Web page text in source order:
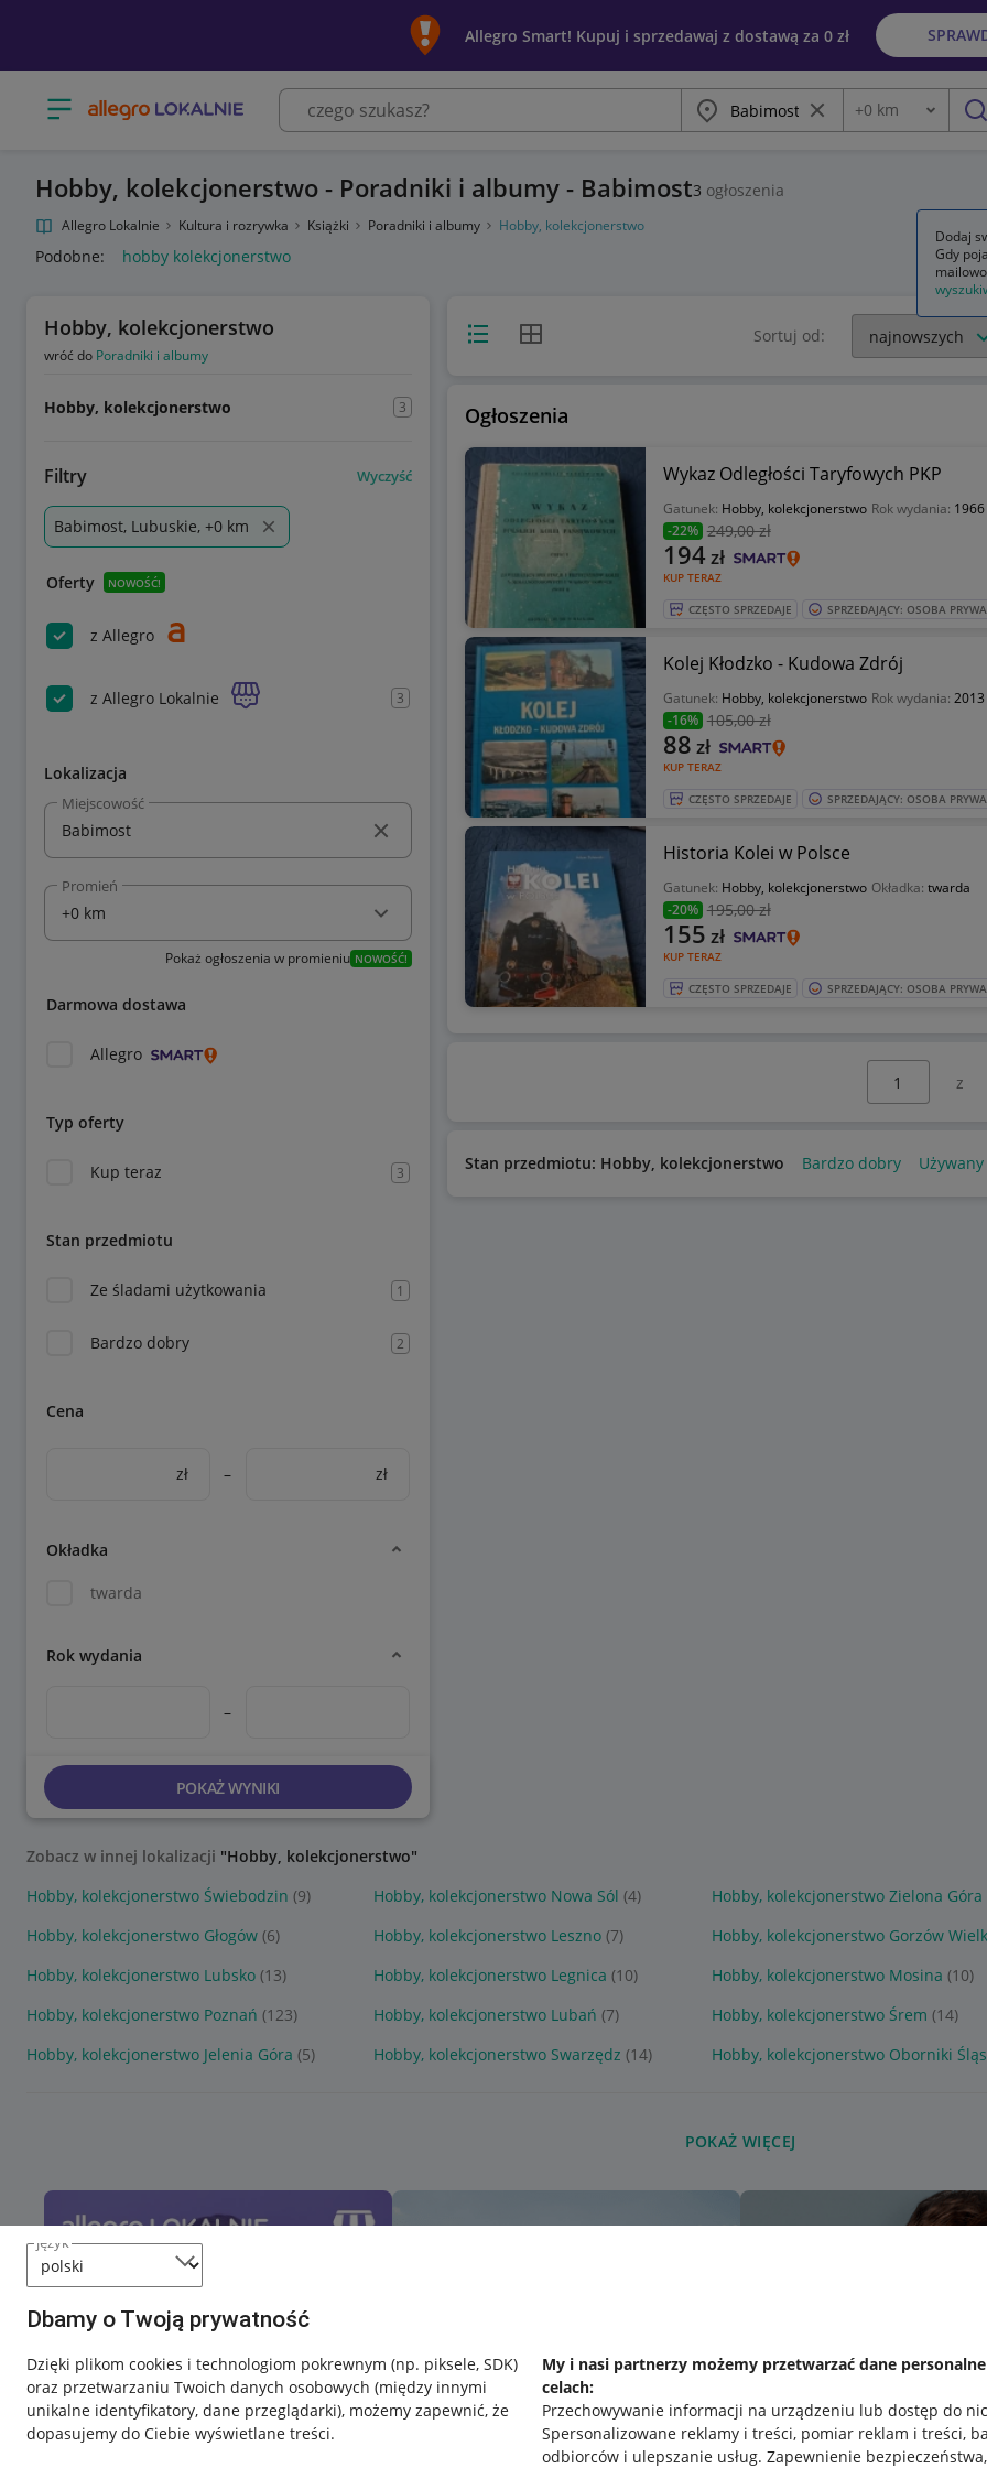
język
Dbamy o Twoją prywatność
Dzięki plikom cookies i technologiom pokrewnym (np. piksele, SDK)
oraz przetwarzaniu Twoich danych osobowych (między innymi
unikalne identyfikatory, dane przeglądarki), możemy zapewnić, że
dopasujemy do Ciebie wyświetlane treści.
My i nasi partnerzy możemy przetwarzać dane
celach:
Przechowywanie informacji na urządzeniu lub dostęp do
Spersonalizowane reklamy i treści, pomiar reklam i treści,
odbiorców i ulepszanie usług. Zapewnienie bezpieczeństwa,
Allegro Smart! Kupuj i sprzedawaj z dostawą za 0 zł
Otwórz menu z kategoriami Miasto Wyczyść frazę
Odległość
+0 km
Hobby, kolekcjonerstwo - Poradniki i albumy - Babimost3 ogłoszenia
Allegro Lokalnie Kultura i rozrywka Książki Poradniki i albumy Hobby, kolekcjonerstwo
Podobne: hobby kolekcjonerstwo
Hobby, kolekcjonerstwo
wróć do Poradniki i albumy
Hobby, kolekcjonerstwo 3
Filtry Wyczyść
Babimost, Lubuskie, +0 km
Oferty NOWOŚĆ!
z Allegro
z Allegro Lokalnie 3
Lokalizacja
Miejscowość
Promień
Pokaż ogłoszenia w promieniu NOWOŚĆ!
Darmowa dostawa
Allegro
Typ oferty
Kup teraz 3
Stan przedmiotu
Ze śladami użytkowania 1
Bardzo dobry 2
Cena
zł – zł
Okładka
twarda
Rok wydania
–
POKAŻ WYNIKI
Widok listyWidok siatki Sortuj od:
Ogłoszenia
Wykaz Odległości Taryfowych PKP
Gatunek: Hobby, kolekcjonerstwo Rok wydania: 1966
-22% 249,00 zł
KUP TERAZ
194 zł
CZĘSTO SPRZEDAJE SPRZEDAJĄCY: OSOBA
Kolej Kłodzko - Kudowa Zdrój
Gatunek: Hobby, kolekcjonerstwo Rok wydania: 2013
-16% 105,00 zł
KUP TERAZ
88 zł
CZĘSTO SPRZEDAJE SPRZEDAJĄCY: OSOBA
Historia Kolei w Polsce
Gatunek: Hobby, kolekcjonerstwo Okładka: twarda
-20% 195,00 zł
KUP TERAZ
155 zł
CZĘSTO SPRZEDAJE SPRZEDAJĄCY: OSOBA
z
Stan przedmiotu: Hobby, kolekcjonerstwo Bardzo dobry Używany
Zobacz w innej lokalizacji "Hobby, kolekcjonerstwo"
Hobby, kolekcjonerstwo Świebodzin (9) Hobby, kolekcjonerstwo Nowa Sól (4) Hobby, kolekcjonerstwo Zielona Góra
Hobby, kolekcjonerstwo Głogów (6) Hobby, kolekcjonerstwo Leszno (7) Hobby, kolekcjonerstwo Gorzów
Hobby, kolekcjonerstwo Lubsko (13) Hobby, kolekcjonerstwo Legnica (10) Hobby, kolekcjonerstwo Mosina (10)
Hobby, kolekcjonerstwo Poznań (123) Hobby, kolekcjonerstwo Lubań (7) Hobby, kolekcjonerstwo Śrem (14)
Hobby, kolekcjonerstwo Jelenia Góra (5) Hobby, kolekcjonerstwo Swarzędz (14) Hobby, kolekcjonerstwo Oborniki
POKAŻ WIĘCEJ
Dodaj
Gdy